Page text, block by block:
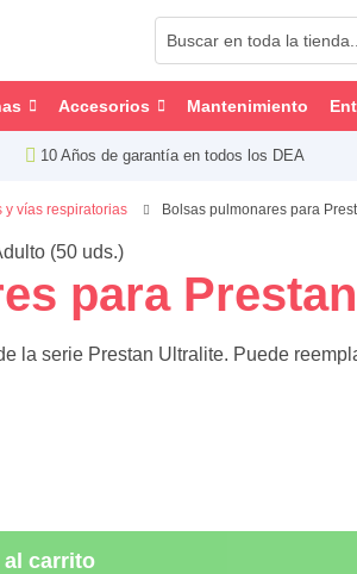
Accesorios Mantenimiento
10 Años de garantía en todos los DEA
y vías respiratorias Bolsas pulmonares para
para
la serie Prestan Ultralite. Puede
al carrito